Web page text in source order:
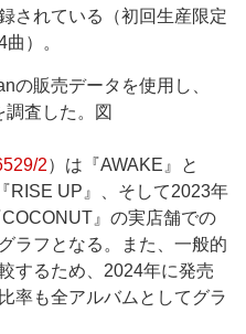
されている（初回生産限定
）。
販売データを使用し、
査した。図
2）は『AWAKE』と
RISE UP』、そして2023年
』の実店舗での
ラフとなる。また、一般的
するため、2024年に発売
率も全アルバムとしてグラ